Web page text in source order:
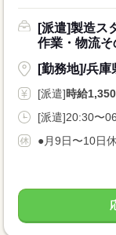
[派遣]製造ス
作業・物流そ
[勤務地]/兵庫
[派遣]時給
[派遣]20:30〜